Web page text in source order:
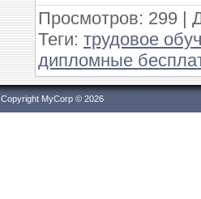
Просмотров: 299 |
Теги: трудовое
дипломные
Copyright MyCorp © 2026